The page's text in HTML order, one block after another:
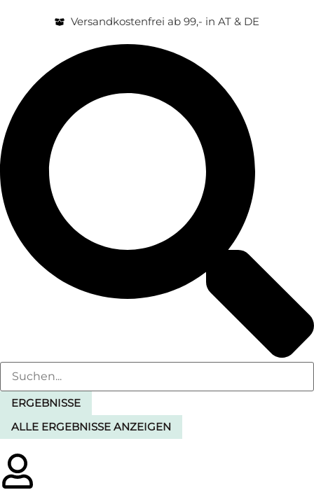
Versandkostenfrei ab 99,- in AT & DE
ERGEBNISSE
ALLE ERGEBNISSE ANZEIGEN